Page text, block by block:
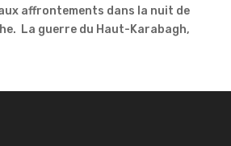
affrontements dans la nuit de
La guerre du Haut-Karabagh,